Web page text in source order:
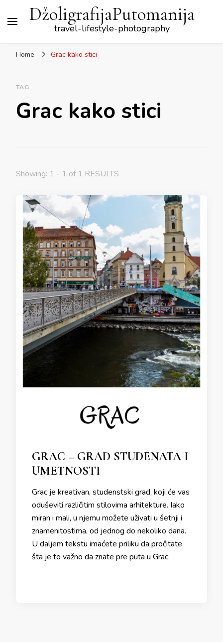
DžoligrafijaPutomanija
travel-lifestyle-photography
Home Grac kako stici
TAG
Grac kako stici
Showing: 1 - 1 of 1 RESULTS
GRAC – GRAD STUDENATA I
UMETNOSTI
Grac je kreativan, studenstski grad, koji će vas
oduševiti različitim stilovima arhitekture. Iako
miran i mali, u njemu možete uživati u šetnji i
znamenitostima, od jednog do nekoliko dana.
U daljem tekstu imaćete priliku da pročitate
šta je to važno da znate pre puta u Grac.